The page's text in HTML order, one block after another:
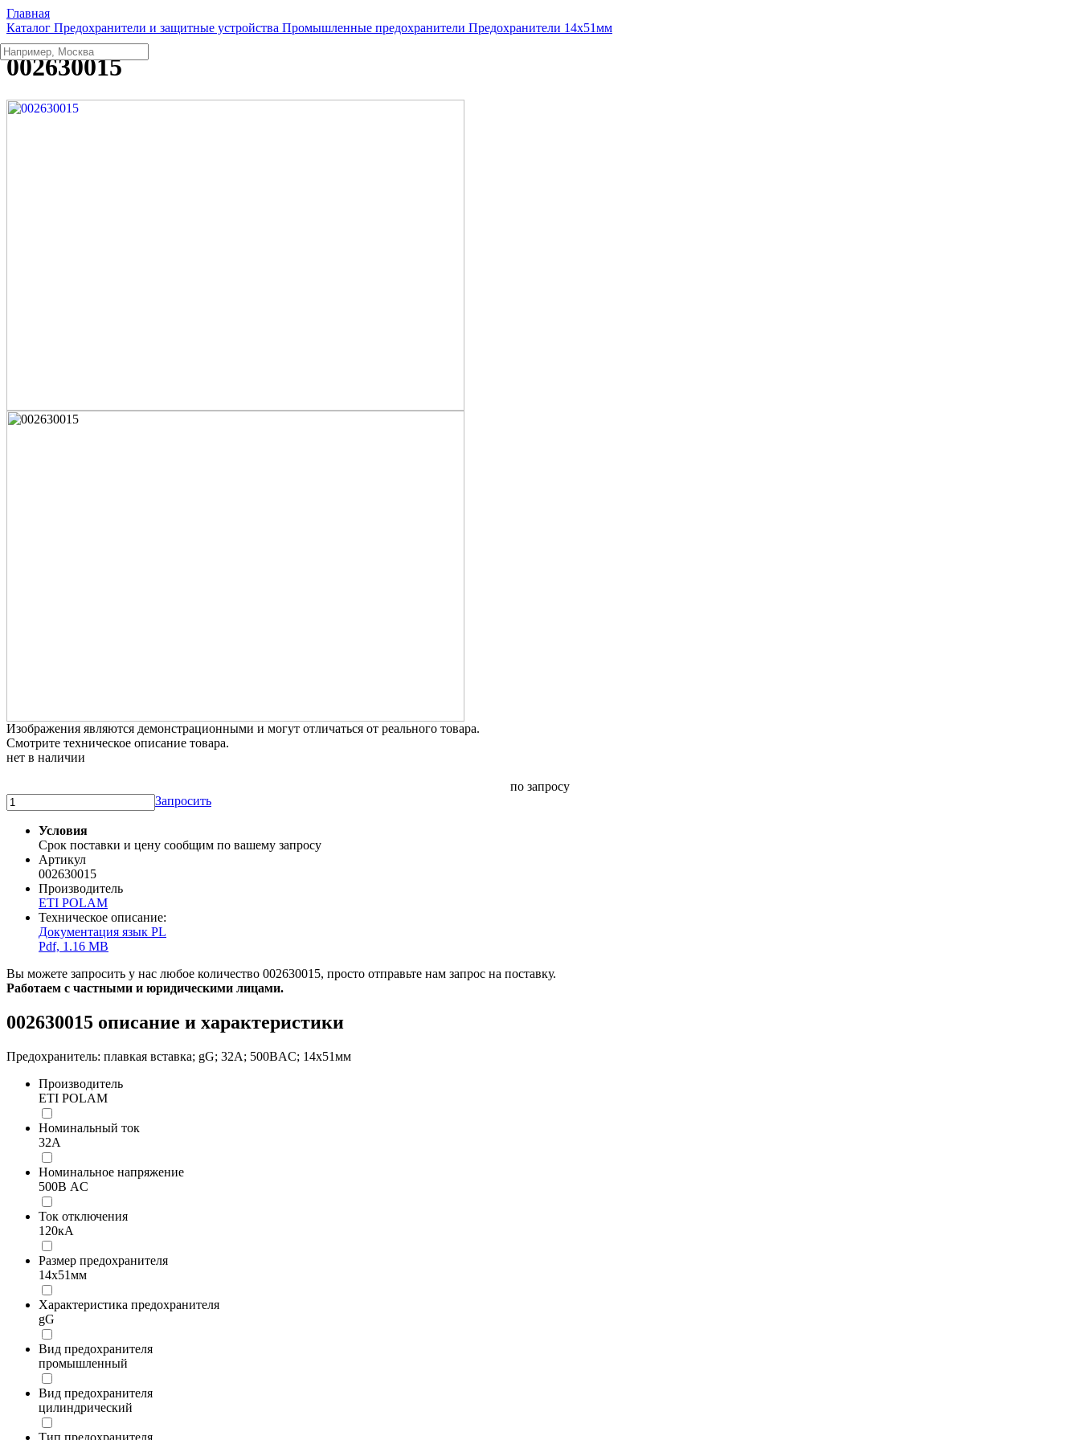
Главная
Каталог Предохранители и защитные устройства Промышленные предохранители Предохранители 14x51мм
002630015
Изображения являются демонстрационными и могут отличаться от реального товара.
Смотрите техническое описание товара.
нет в наличии
по запросу
Запросить
Условия
Срок поставки и цену сообщим по вашему запросу
Артикул
002630015
Производитель
ETI POLAM
Техническое описание:
Документация язык PL
Pdf, 1.16 MB
Вы можете запросить у нас любое количество 002630015, просто отправьте нам запрос на поставку.
Работаем с частными и юридическими лицами.
002630015 описание и характеристики
Предохранитель: плавкая вставка; gG; 32А; 500ВAC; 14x51мм
Производитель
ETI POLAM
Номинальный ток
32А
Номинальное напряжение
500В AC
Ток отключения
120кА
Размер предохранителя
14x51мм
Характеристика предохранителя
gG
Вид предохранителя
промышленный
Вид предохранителя
цилиндрический
Тип предохранителя